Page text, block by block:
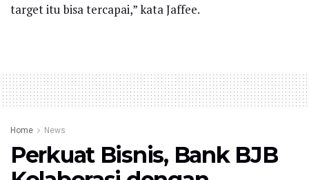
target itu bisa tercapai,” kata Jaffee.
Home News
Perkuat Bisnis, Bank BJB